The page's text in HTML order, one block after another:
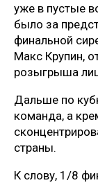
уже в пустые
было за
финальной
Макс Крупин,
розыгрыша
Дальше по
команда, а
страны.
К слову, 1/8